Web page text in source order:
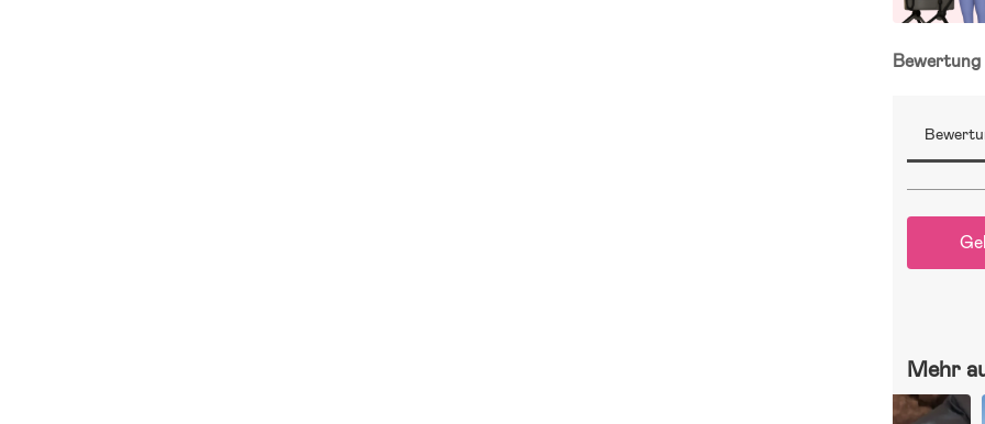
Bewertung
Mehr